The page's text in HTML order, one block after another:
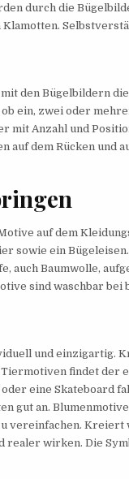
durch die
den Bügelbildern
ein, zwei oder
mit Anzahl und
auf dem Rücken und
auf dem
sowie ein
auch Baumwolle,
sind waschbar
und einzigartig.
findet der
eine Skateboard
gut an.
vereinfachen.
realer wirken. Die